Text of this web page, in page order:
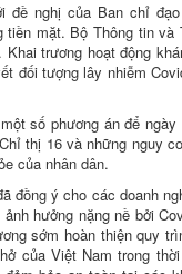
nghị của Ban chỉ
mặt. Bộ Thông tin
trương hoạt động
đối tượng lây nhiễm
số phương án để
thị 16 và những nguy
của nhân dân.
đồng ý cho các doanh
hưởng nặng nề bởi
sớm hoàn thiện quy
của Việt Nam trong